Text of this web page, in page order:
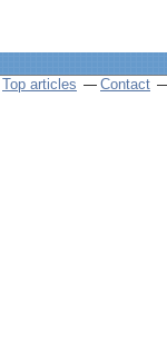
Top articles Contact